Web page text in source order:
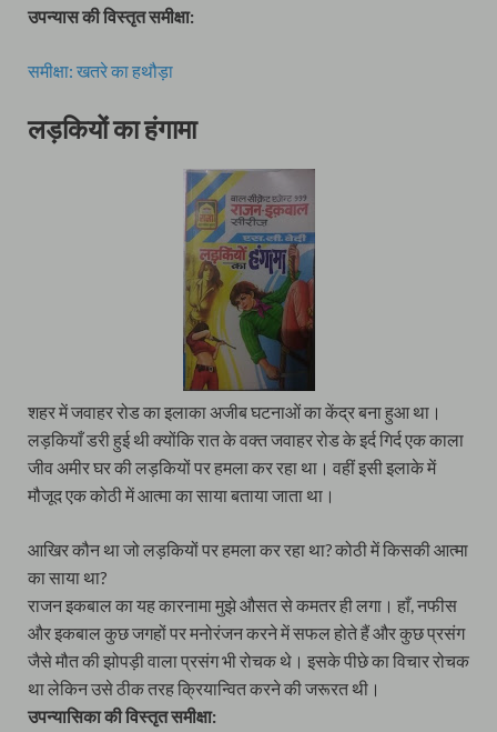
उपन्यास की विस्तृत समीक्षा:
समीक्षा: खतरे का हथौड़ा
लड़कियों का हंगामा
शहर में जवाहर रोड का इलाका अजीब घटनाओं का केंद्र बना हुआ था।
लड़कियाँ डरी हुई थी क्योंकि रात के वक्त जवाहर रोड के इर्द गिर्द एक काला
जीव अमीर घर की लड़कियों पर हमला कर रहा था। वहीं इसी इलाके में
मौजूद एक कोठी में आत्मा का साया बताया जाता था।
आखिर कौन था जो लड़कियों पर हमला कर रहा था? कोठी में किसकी आत्मा
का साया था?
राजन इकबाल का यह कारनामा मुझे औसत से कमतर ही लगा। हाँ, नफीस
और इकबाल कुछ जगहों पर मनोरंजन करने में सफल होते हैं और कुछ प्रसंग
जैसे मौत की झोपड़ी वाला प्रसंग भी रोचक थे। इसके पीछे का विचार रोचक
था लेकिन उसे ठीक तरह क्रियान्वित करने की जरूरत थी।
उपन्यासिका की विस्तृत समीक्षा: